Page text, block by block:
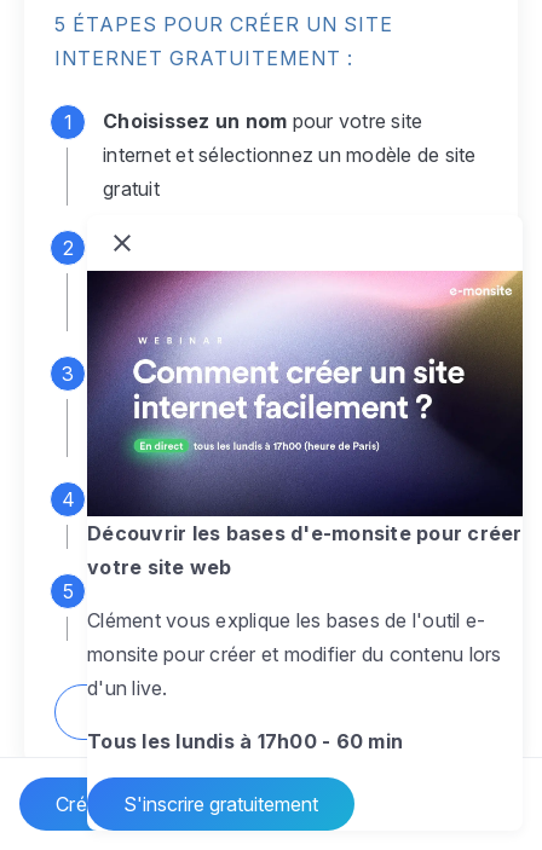
Créer un site Internet
5 ÉTAPES POUR CRÉER UN SITE
INTERNET GRATUITEMENT :
Choisissez un nom pour votre site
internet et sélectionnez un modèle de site
gratuit
Connectez-vous
monsite gratuit pour accéder à votre
espace d'administration
Personnalisez entièrement le
designpour créer un site web sur-mesure,
à votre image
Ajoutez des pagessans limite pour
présenter votre activité, votre passion
pour rendre votre site dynamique
Découvrir les bases d'e-monsite pour créer
votre site web
Clément vous explique les bases de l'outil e-
monsite pour créer et modifier du contenu lors
d'un live.
Tous les lundis à 17h00 - 60 min
S'inscrire gratuitement